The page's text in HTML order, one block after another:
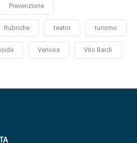
Prevenzione
Rubriche teatro turismo
Venosa Vito Bardi